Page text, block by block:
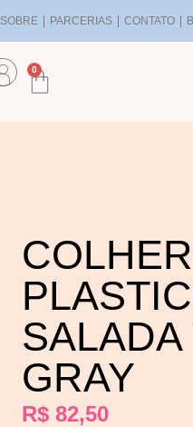
SOBRE PARCERIAS CONTATO
0
GRAY
R$ 82,50